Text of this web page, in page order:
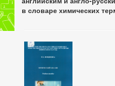
в словаре химических